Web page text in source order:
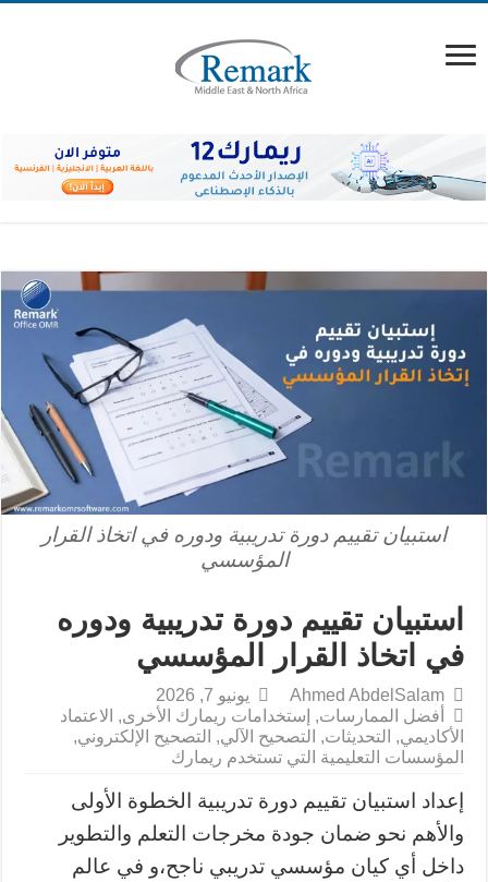
استبيان تقييم دورة تدريبية ودوره في اتخاذ القرار
المؤسسي
استبيان تقييم دورة تدريبية ودوره
في اتخاذ القرار المؤسسي
Ahmed AbdelSalam
يونيو 7, 2026
أفضل الممارسات, إستخدامات ريمارك الأخرى, الاعتماد
الأكاديمي, التحديثات, التصحيح الآلي, التصحيح الإلكتروني,
المؤسسات التعليمية التي تستخدم ريمارك
إعداد استبيان تقييم دورة تدريبية الخطوة الأولى
والأهم نحو ضمان جودة مخرجات التعلم والتطوير
داخل أي كيان مؤسسي تدريبي ناجح،و في عالم